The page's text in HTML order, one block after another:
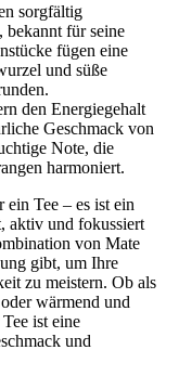
sorgfältig
bekannt für seine
fügen eine
und süße
den Energiegehalt
Geschmack von
Note, die
harmoniert.
ein Tee – es ist ein
aktiv und fokussiert
von Mate
gibt, um Ihre
zu meistern. Ob als
wärmend und
ist eine
und